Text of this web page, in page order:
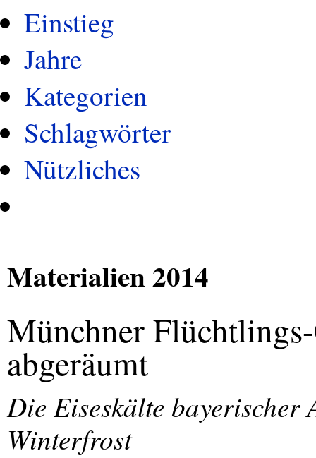
Einstieg
Jahre
Kategorien
Schlagwörter
Nützliches
Materialien 2014
Münchner
abgeräumt
Die Eiseskälte
Winterfrost